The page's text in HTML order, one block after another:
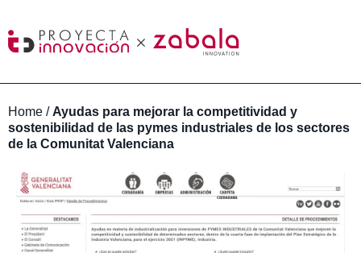
Home / Ayudas para mejorar la competitividad y
sostenibilidad de las pymes industriales de los sectores
de la Comunitat Valenciana